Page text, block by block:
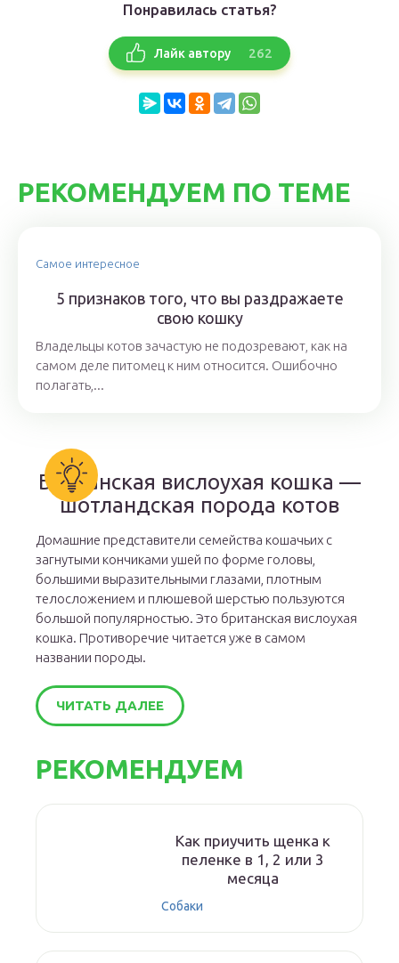
Понравилась статья?
Лайк автору 262
РЕКОМЕНДУЕМ ПО ТЕМЕ
Самое интересное
5 признаков того, что вы раздражаете
свою кошку
Владельцы котов зачастую не подозревают, как на
самом деле питомец к ним относится. Ошибочно
полагать,...
Британская вислоухая кошка —
шотландская порода котов
Домашние представители семейства кошачьих с
загнутыми кончиками ушей по форме головы,
большими выразительными глазами, плотным
телосложением и плюшевой шерстью пользуются
большой популярностью. Это британская вислоухая
кошка. Противоречие читается уже в самом
названии породы.
ЧИТАТЬ ДАЛЕЕ
РЕКОМЕНДУЕМ
Как приучить щенка к
пеленке в 1, 2 или 3
месяца
Собаки